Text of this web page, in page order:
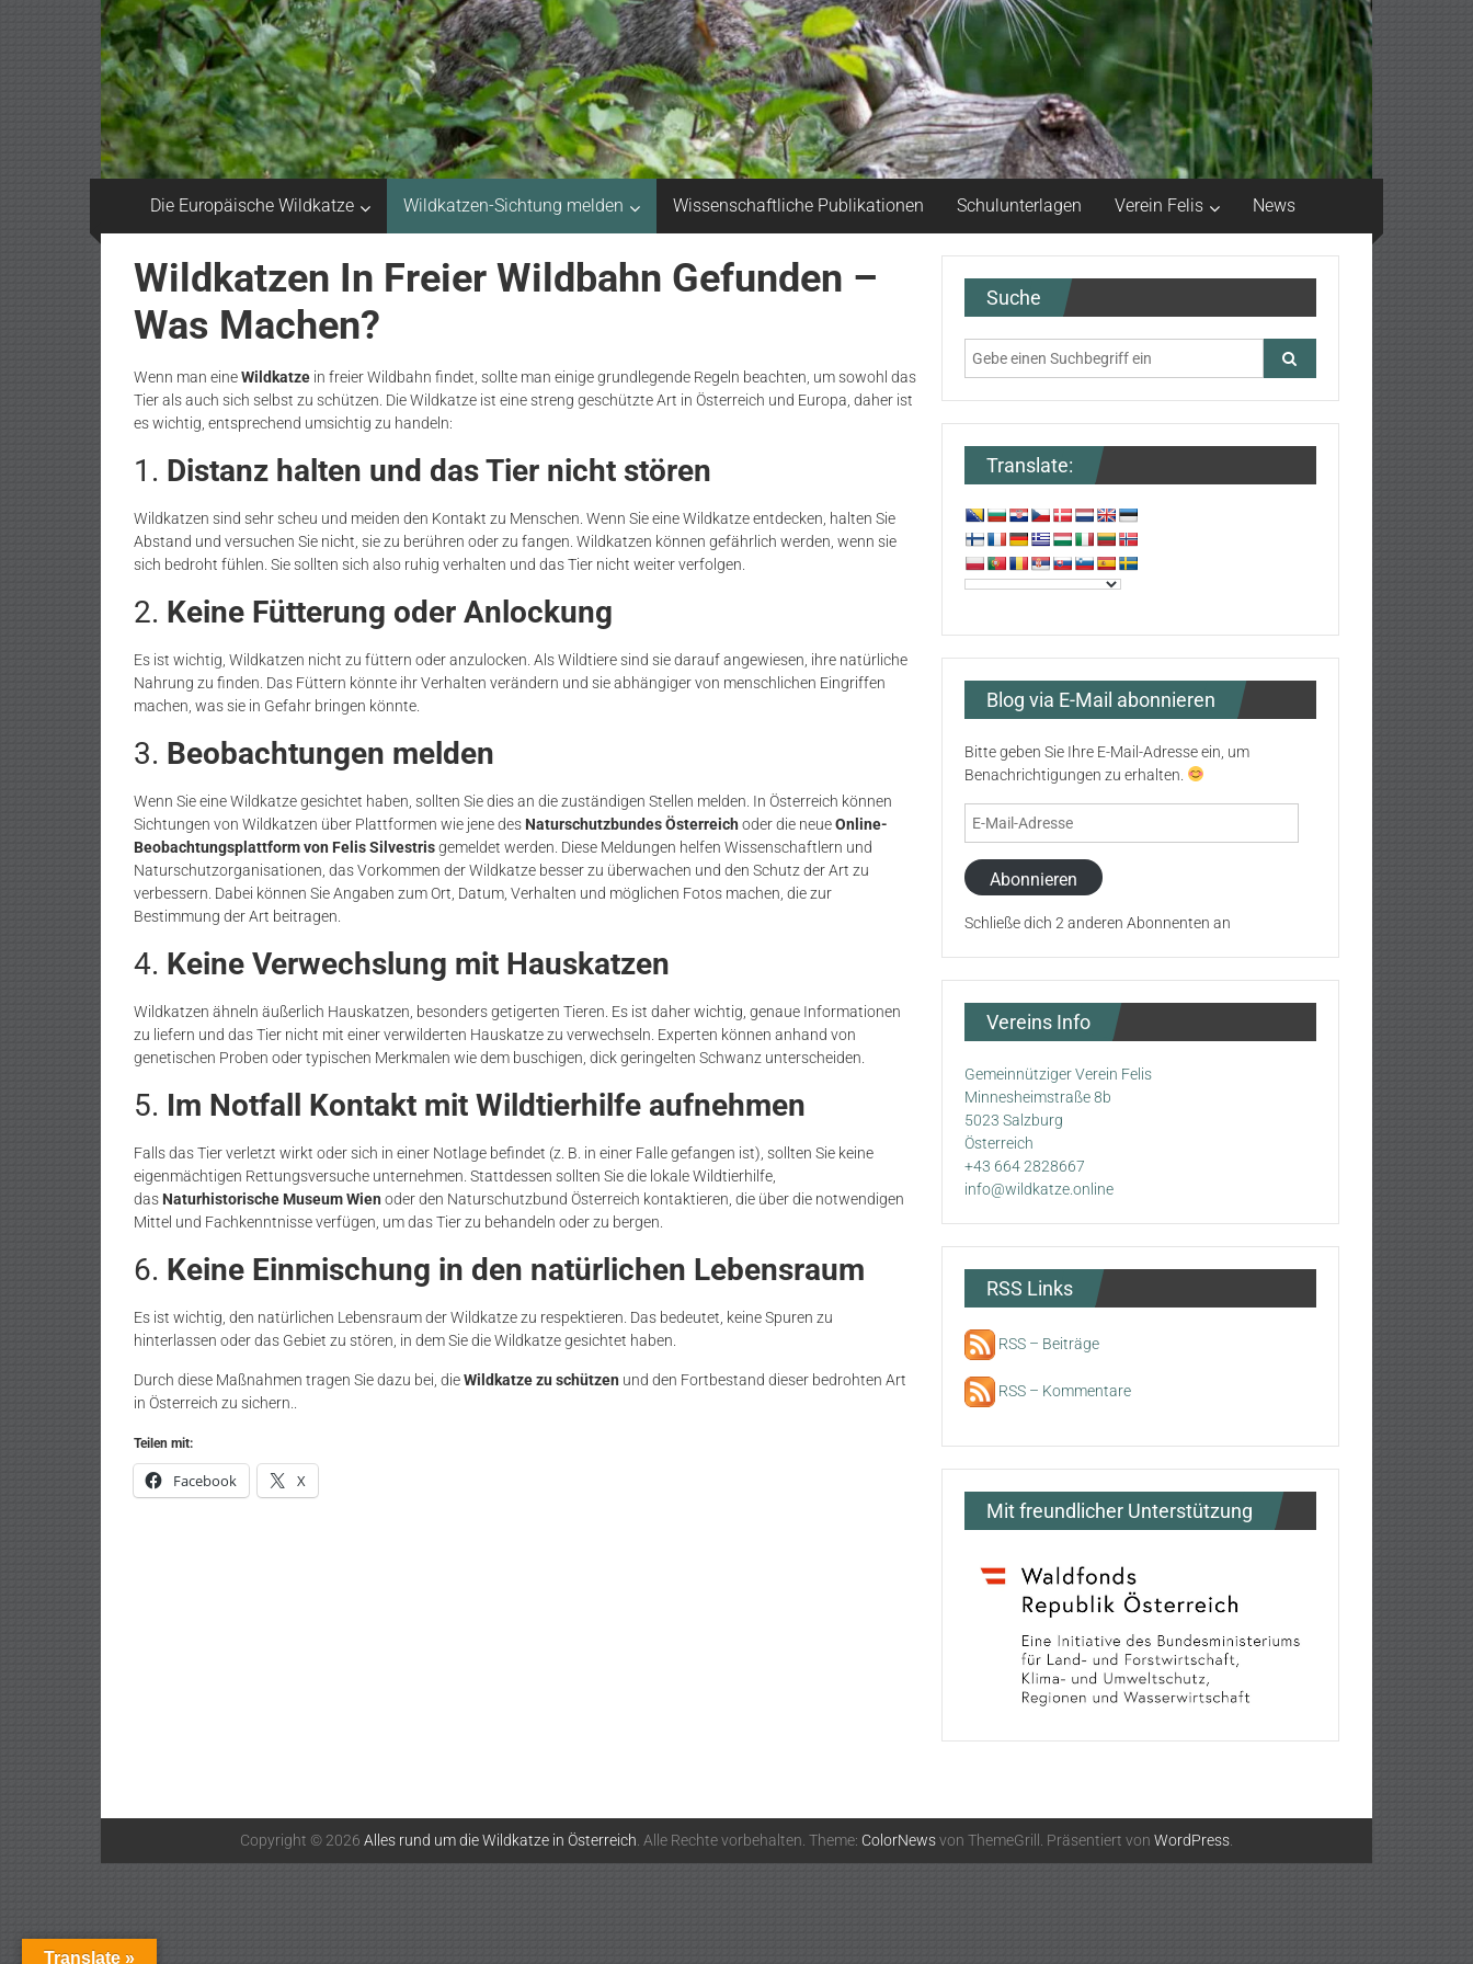
Die Europäische Wildkatze Wildkatzen-Sichtung melden Wissenschaftliche Publikationen Schulunterlagen Verein Felis News
Wildkatzen In Freier Wildbahn Gefunden –
Was Machen?
Wenn man eineWildkatze in freier Wildbahn findet, sollte man einige grundlegende Regeln beachten, um sowohl das
Tier als auch sich selbst zu schützen. Die Wildkatze ist eine streng geschützte Art in Österreich und Europa, daher ist
es wichtig, entsprechend umsichtig zu handeln:
1. Distanz halten und das Tier nicht stören
Wildkatzen sind sehr scheu und meiden den Kontakt zu Menschen. Wenn Sie eine Wildkatze entdecken, halten Sie
Abstand und versuchen Sie nicht, sie zu berühren oder zu fangen. Wildkatzen können gefährlich werden, wenn sie
sich bedroht fühlen. Sie sollten sich also ruhig verhalten und das Tier nicht weiter verfolgen.
2. Keine Fütterung oder Anlockung
Es ist wichtig, Wildkatzen nicht zu füttern oder anzulocken. Als Wildtiere sind sie darauf angewiesen, ihre natürliche
Nahrung zu finden. Das Füttern könnte ihr Verhalten verändern und sie abhängiger von menschlichen Eingriffen
machen, was sie in Gefahr bringen könnte.
3. Beobachtungen melden
Wenn Sie eine Wildkatze gesichtet haben, sollten Sie dies an die zuständigen Stellen melden. In Österreich können
Sichtungen von Wildkatzen über Plattformen wie jene des Naturschutzbundes Österreich oder die neueOnline-
Beobachtungsplattform von Felis Silvestrisgemeldet werden. Diese Meldungen helfen Wissenschaftlern und
Naturschutzorganisationen, das Vorkommen der Wildkatze besser zu überwachen und den Schutz der Art zu
verbessern. Dabei können Sie Angaben zum Ort, Datum, Verhalten und möglichen Fotos machen, die zur
Bestimmung der Art beitragen.
4. Keine Verwechslung mit Hauskatzen
Wildkatzen ähneln äußerlich Hauskatzen, besonders getigerten Tieren. Es ist daher wichtig, genaue Informationen
zu liefern und das Tier nicht mit einer verwilderten Hauskatze zu verwechseln. Experten können anhand von
genetischen Proben oder typischen Merkmalen wie dem buschigen, dick geringelten Schwanz unterscheiden.
5. Im Notfall Kontakt mit Wildtierhilfe aufnehmen
Falls das Tier verletzt wirkt oder sich in einer Notlage befindet (z. B. in einer Falle gefangen ist), sollten Sie keine
eigenmächtigen Rettungsversuche unternehmen. Stattdessen sollten Sie die lokale Wildtierhilfe,
das Naturhistorische Museum Wien oder den Naturschutzbund Österreich kontaktieren, die über die notwendigen
Mittel und Fachkenntnisse verfügen, um das Tier zu behandeln oder zu bergen.
6. Keine Einmischung in den natürlichen Lebensraum
Es ist wichtig, den natürlichen Lebensraum der Wildkatze zu respektieren. Das bedeutet, keine Spuren zu
hinterlassen oder das Gebiet zu stören, in dem Sie die Wildkatze gesichtet haben.
Durch diese Maßnahmen tragen Sie dazu bei, dieWildkatze zu schützen und den Fortbestand dieser bedrohten Art
in Österreich zu sichern​..
Teilen mit:
Facebook X
Suche
Translate:
Blog via E-Mail abonnieren
Bitte geben Sie Ihre E-Mail-Adresse ein, um
Benachrichtigungen zu erhalten.
Adresse
Abonnieren
Schließe dich 2 anderen Abonnenten an
Vereins Info
Gemeinnütziger Verein Felis
Minnesheimstraße 8b
5023 Salzburg
Österreich
+43 664 2828667
info@wildkatze.online
RSS Links
RSS – Beiträge
RSS – Kommentare
Mit freundlicher Unterstützung
Copyright © 2026 Alles rund um die Wildkatze in Österreich . Alle Rechte vorbehalten. Theme: ColorNewsvon ThemeGrill. Präsentiert von WordPress
Translate »